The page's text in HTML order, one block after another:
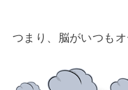
つまり、脳がいつもオ